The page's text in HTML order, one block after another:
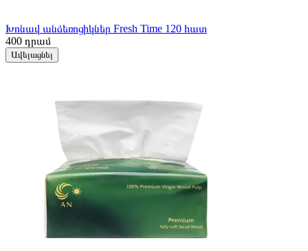
Խոնավ անձեռոցիկներ Fresh Time 120 հատ
400 դրամ
Ավելացնել